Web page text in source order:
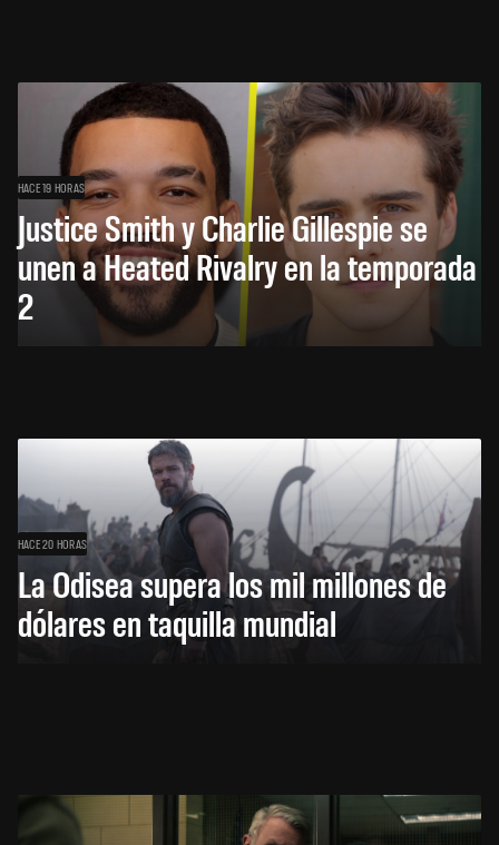
HACE 19 HORAS
Justice Smith y Charlie Gillespie se
unen a Heated Rivalry en la temporada
2
HACE 20 HORAS
La Odisea supera los mil millones de
dólares en taquilla mundial